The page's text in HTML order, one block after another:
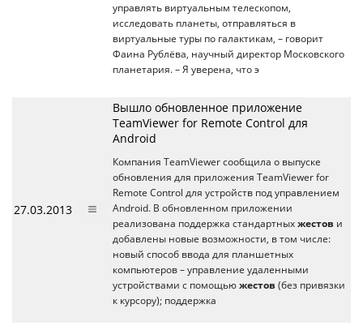
управлять виртуальным телескопом,
исследовать планеты, отправляться в
виртуальные туры по галактикам, – говорит
Фаина Рублёва, научный директор Московского
планетария. – Я уверена, что э
27.03.2013
Вышло обновленное приложение
TeamViewer for Remote Control для
Android
Компания TeamViewer сообщила о выпуске
обновления для приложения TeamViewer for
Remote Control для устройств под управлением
Android. В обновленном приложении
реализована поддержка стандартных жестов и
добавлены новые возможности, в том числе:
новый способ ввода для планшетных
компьютеров – управление удаленными
устройствами с помощью жестов (без привязки
к курсору); поддержка